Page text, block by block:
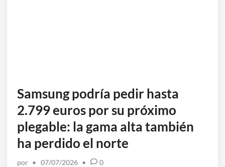
Samsung podría pedir hasta
2.799 euros por su próximo
plegable: la gama alta también
ha perdido el norte
por • 07/07/2026 • 0